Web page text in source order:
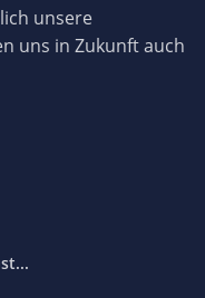
unsere
uns in Zukunft auch